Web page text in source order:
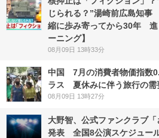
じられる？”湯崎前広島知
縮に歩み寄ってから30年
ーニング】
08月09日 13時33分
中国 7月の消費者物価指数
ラス 夏休みに伴う旅行の需
08月09日 13時27分
大野智、公式ファンクラブ
発表 全国8公演スケジュー